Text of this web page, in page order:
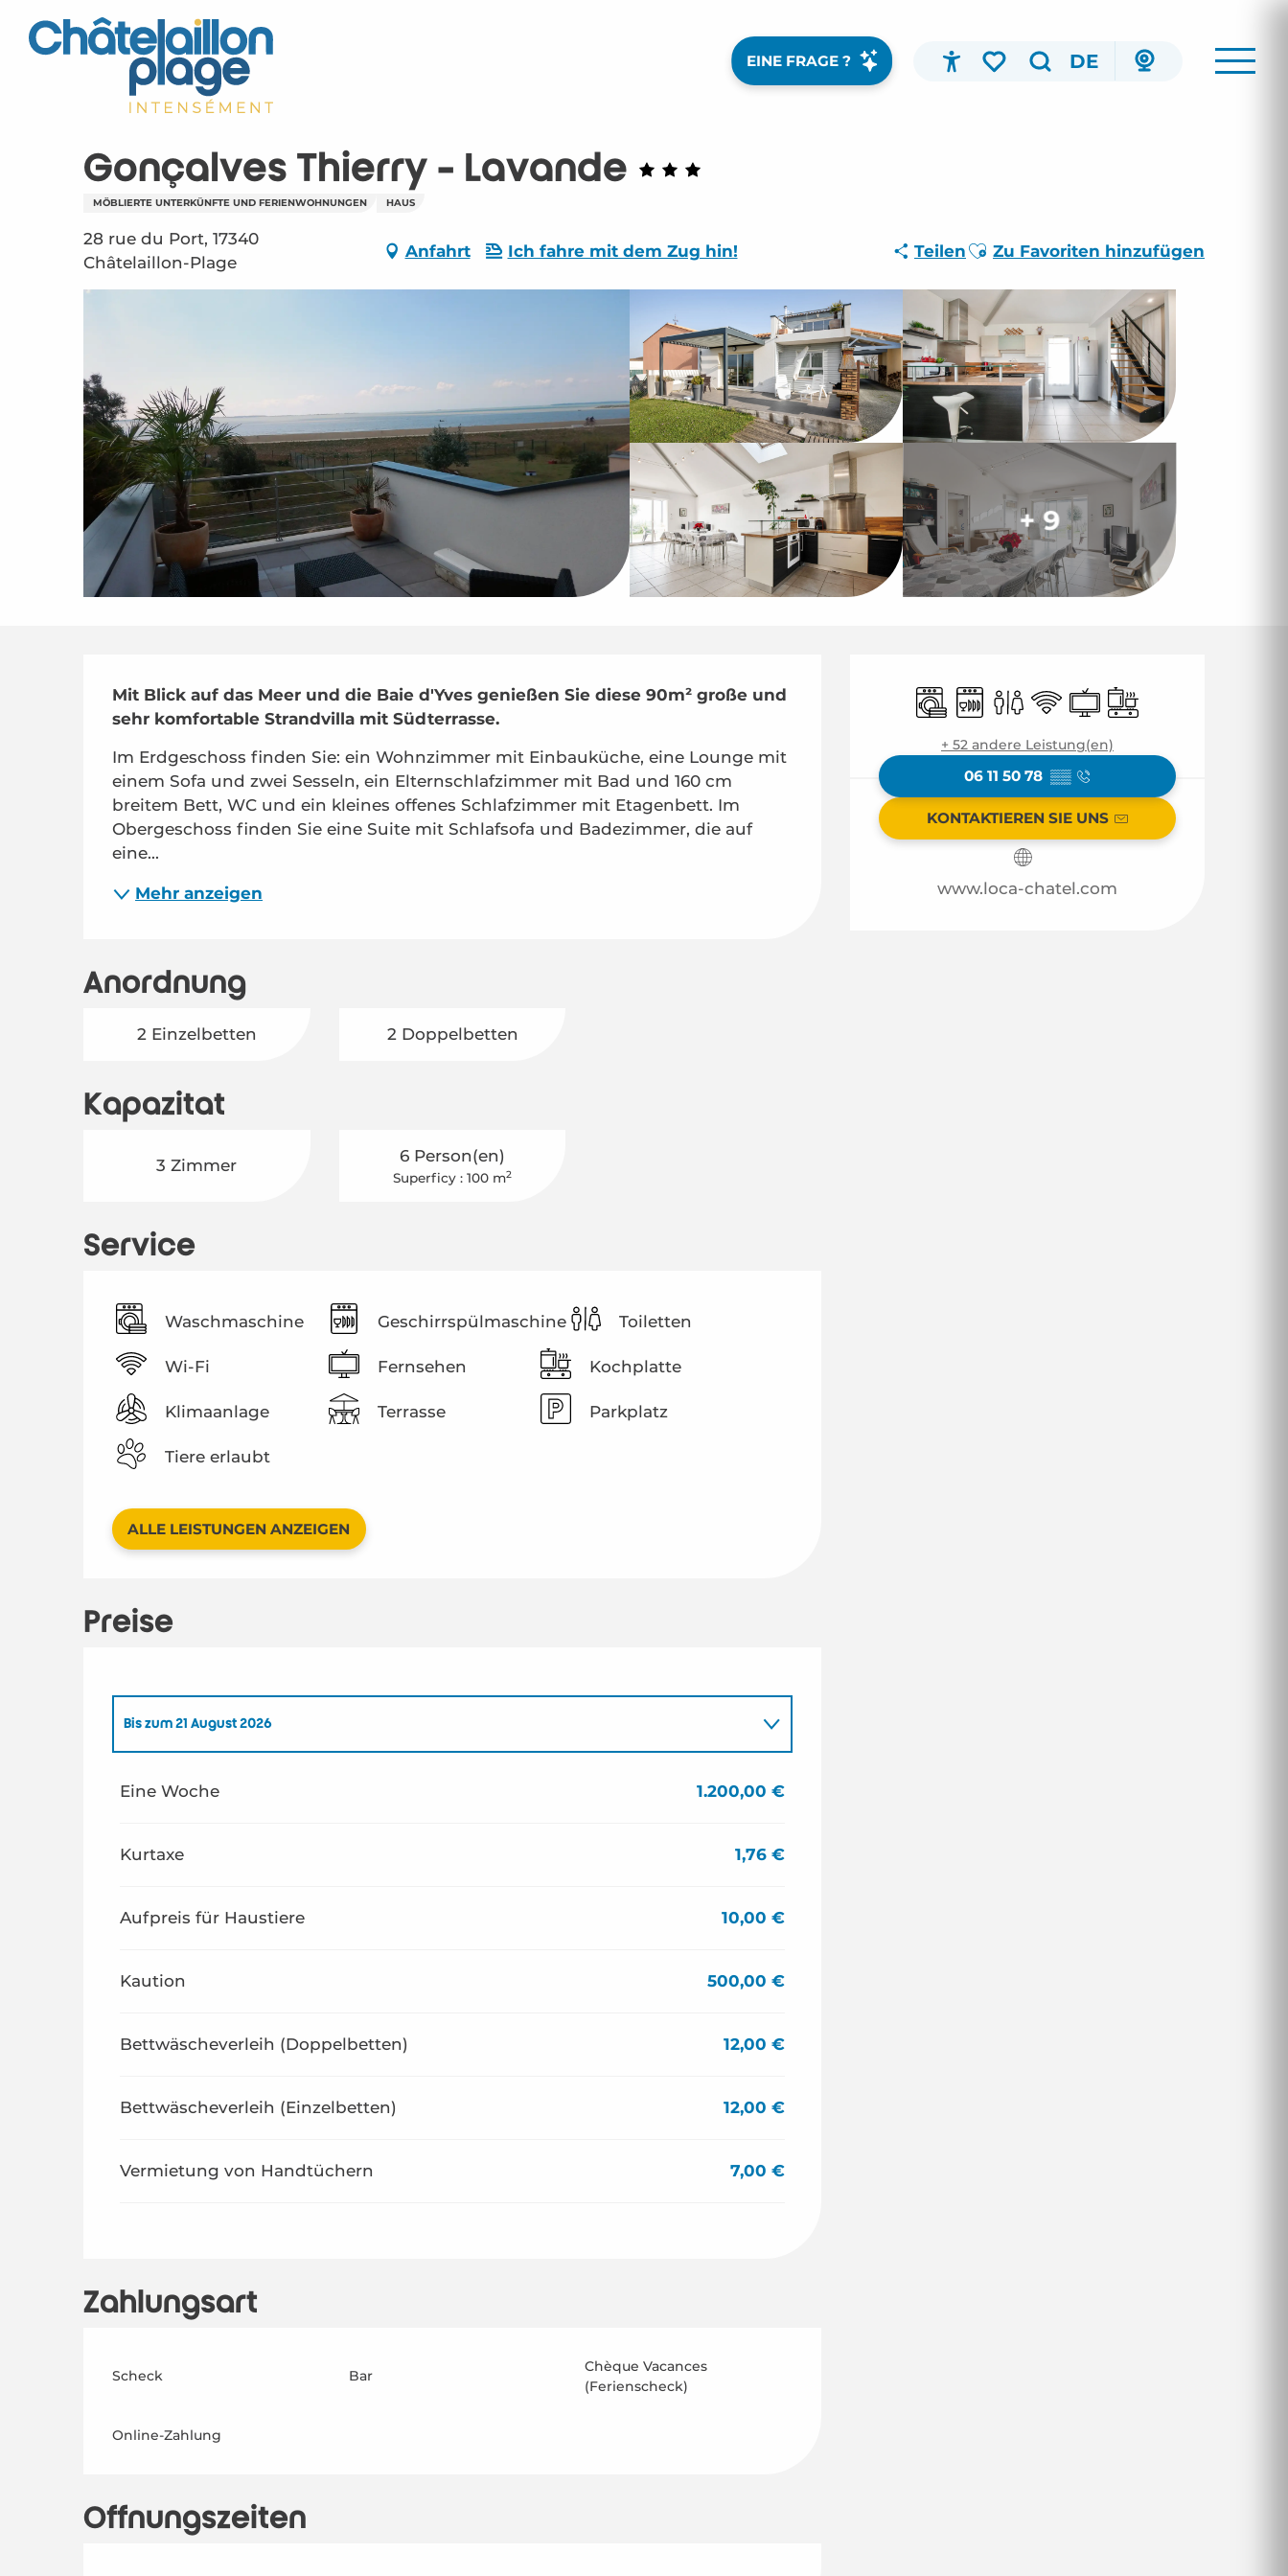
contenu
EINE FRAGE ? DE
Gonçalves Thierry - Lavande
MÖBLIERTE UNTERKÜNFTE UND FERIENWOHNUNGEN HAUS
28 rue du Port, 17340
Châtelaillon-Plage
Anfahrt Ich fahre mit dem Zug hin! Teilen Ajouter aux favoris
Zu Favoriten hinzufügen
+ 9
Öffnungszeiten &
Waschmaschine
Geschirrspülmaschine
Toiletten
Wi-FiFernsehenKochplatte
+ 52 andere Leistung(en)
06 11 50 78 ▒▒
KONTAKTIEREN SIE UNS
www.loca-chatel.com
Beschreibung
Mit Blick auf das Meer und die Baie d'Yves genießen Sie diese 90m² große und
sehr komfortable Strandvilla mit Südterrasse.
Im Erdgeschoss finden Sie: ein Wohnzimmer mit Einbauküche, eine Lounge mit
einem Sofa und zwei Sesseln, ein Elternschlafzimmer mit Bad und 160 cm
breitem Bett, WC und ein kleines offenes Schlafzimmer mit Etagenbett. Im
Obergeschoss finden Sie eine Suite mit Schlafsofa und Badezimmer, die auf
eine...
Mehr anzeigen
Anordnung
2 Einzelbetten 2 Doppelbetten
Kapazität
3 Zimmer 6 Person(en)
Superficy : 100 m2
Service
Waschmaschine Geschirrspülmaschine Toiletten
Wi-Fi Fernsehen Kochplatte
Klimaanlage Terrasse Parkplatz
Tiere erlaubt
ALLE LEISTUNGEN ANZEIGEN
Preise
Bis zum 21 August 2026
Eine Woche 1.200,00 €
Kurtaxe 1,76 €
Aufpreis für Haustiere 10,00 €
Kaution 500,00 €
Bettwäscheverleih (Doppelbetten) 12,00 €
Bettwäscheverleih (Einzelbetten) 12,00 €
Vermietung von Handtüchern 7,00 €
Zahlungsart
Scheck Bar
Chèque Vacances
(Ferienscheck)
Online-Zahlung
Öffnungszeiten